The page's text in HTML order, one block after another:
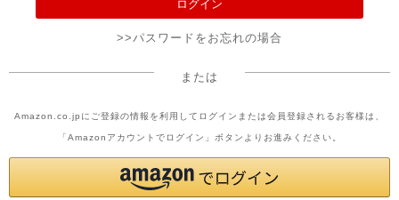
>>パスワードをお忘れの場合
または
Amazon.co.jpにご登録の情報を利用してログインまたは会員登録されるお客様は、
「Amazonアカウントでログイン」ボタンよりお進みください。